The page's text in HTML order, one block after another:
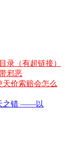
录（有超链接）
邪恶
价索赔会怎么
之错 ——以